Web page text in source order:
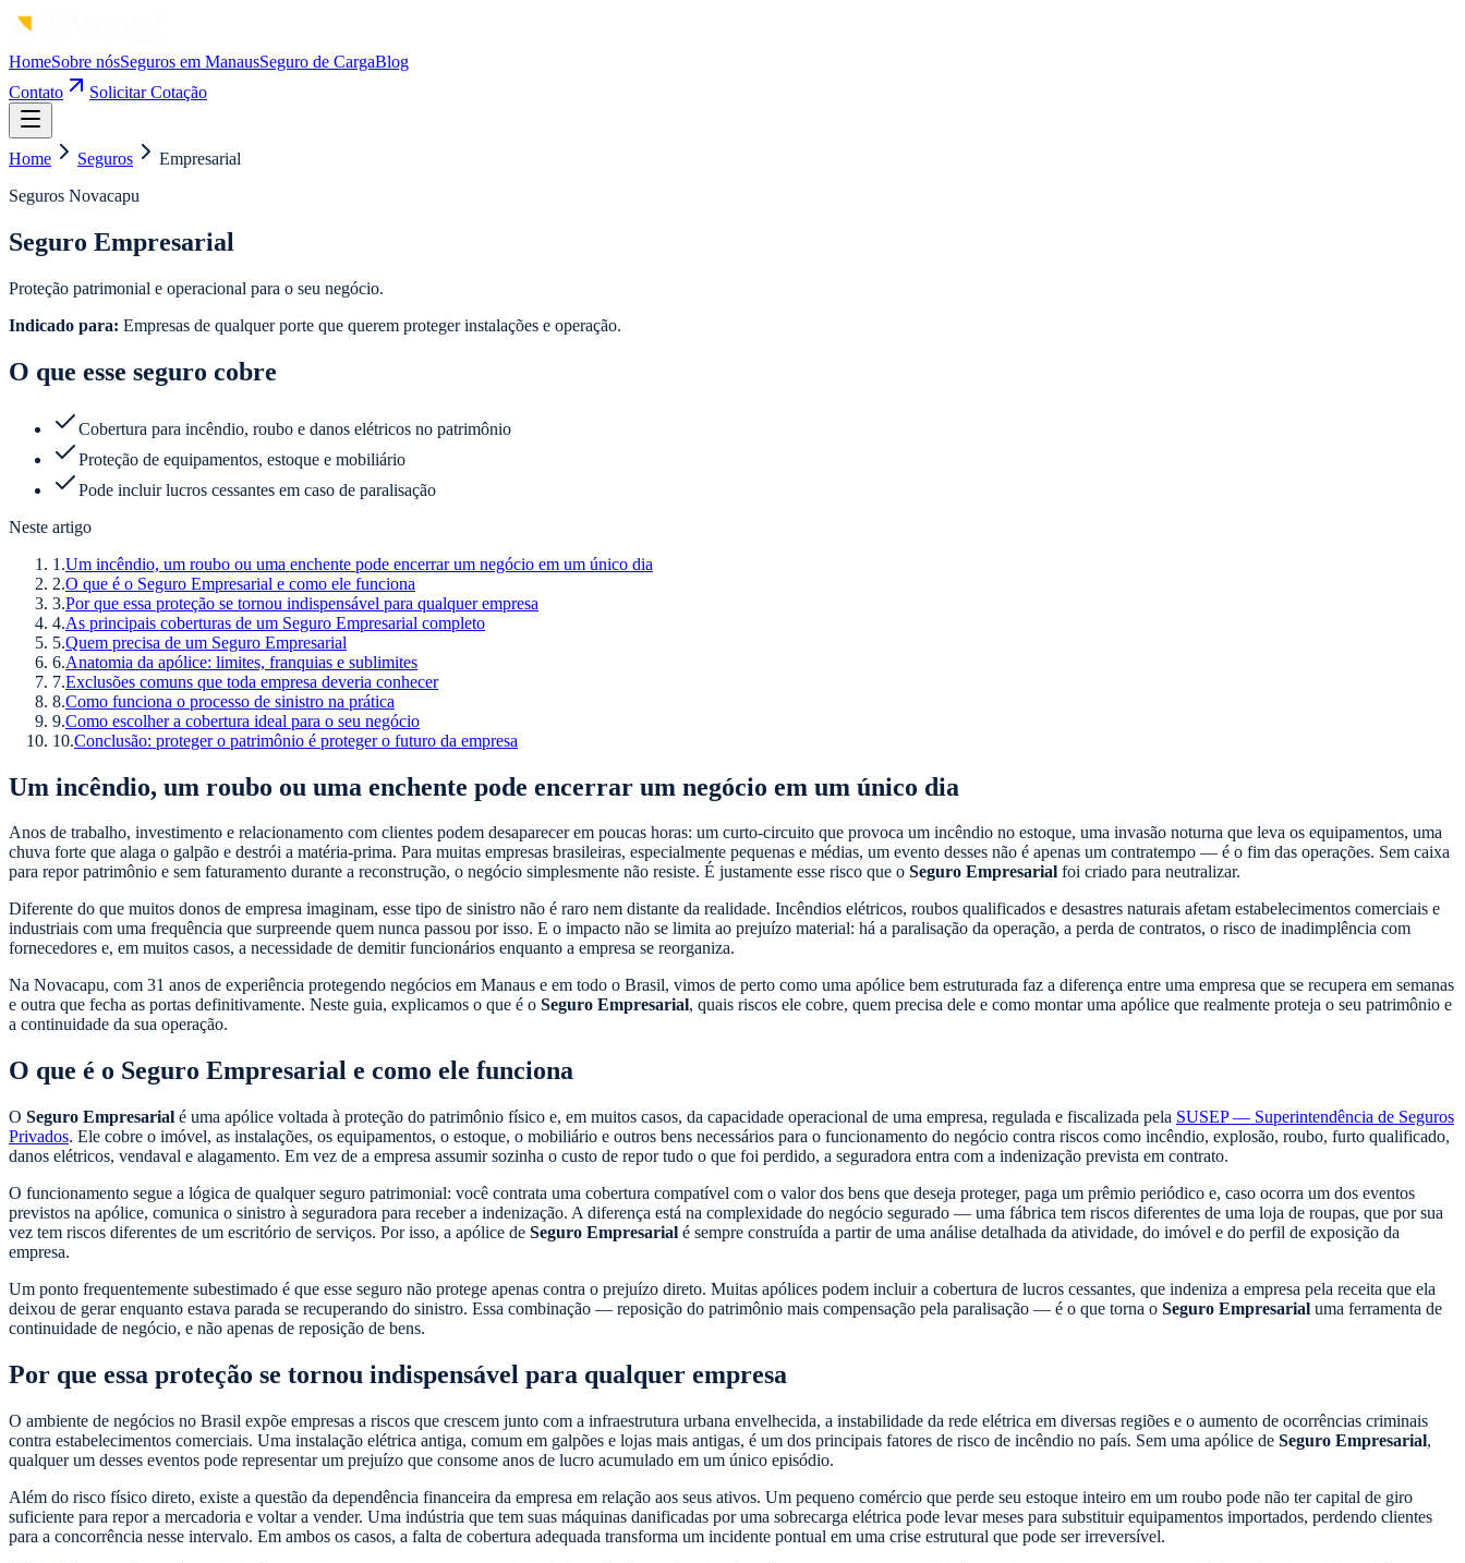
HomeSobre nósSeguros em ManausSeguro de CargaBlog
Contato
Solicitar Cotação
Home Seguros
Empresarial
Seguros Novacapu
Seguro Empresarial
Proteção patrimonial e operacional para o seu negócio.
Indicado para: Empresas de qualquer porte que querem proteger instalações e operação.
O que esse seguro cobre
Cobertura para incêndio, roubo e danos elétricos no patrimônio
Proteção de equipamentos, estoque e mobiliário
Pode incluir lucros cessantes em caso de paralisação
Neste artigo
1 .Um incêndio, um roubo ou uma enchente pode encerrar um negócio em um único dia
2.O que é o Seguro Empresarial e como ele funciona
3.Por que essa proteção se tornou indispensável para qualquer empresa
4.As principais coberturas de um Seguro Empresarial completo
5.Quem precisa de um Seguro Empresarial
6.Anatomia da apólice: limites, franquias e sublimites
7.Exclusões comuns que toda empresa deveria conhecer
8.Como funciona o processo de sinistro na prática
9.Como escolher a cobertura ideal para o seu negócio
10.Conclusão: proteger o patrimônio é proteger o futuro da empresa
Um incêndio, um roubo ou uma enchente pode encerrar um negócio em um único dia
Anos de trabalho, investimento e relacionamento com clientes podem desaparecer em poucas horas: um curto-circuito que provoca um incêndio no estoque, uma invasão noturna que leva os equipamentos, uma
chuva forte que alaga o galpão e destrói a matéria-prima. Para muitas empresas brasileiras, especialmente pequenas e médias, um evento desses não é apenas um contratempo — é o fim das operações. Sem caixa
para repor patrimônio e sem faturamento durante a reconstrução, o negócio simplesmente não resiste. É justamente esse risco que o Seguro Empresarial foi criado para neutralizar.
Diferente do que muitos donos de empresa imaginam, esse tipo de sinistro não é raro nem distante da realidade. Incêndios elétricos, roubos qualificados e desastres naturais afetam estabelecimentos comerciais e
industriais com uma frequência que surpreende quem nunca passou por isso. E o impacto não se limita ao prejuízo material: há a paralisação da operação, a perda de contratos, o risco de inadimplência com
fornecedores e, em muitos casos, a necessidade de demitir funcionários enquanto a empresa se reorganiza.
Na Novacapu, com 31 anos de experiência protegendo negócios em Manaus e em todo o Brasil, vimos de perto como uma apólice bem estruturada faz a diferença entre uma empresa que se recupera em semanas
e outra que fecha as portas definitivamente. Neste guia, explicamos o que é o Seguro Empresarial, quais riscos ele cobre, quem precisa dele e como montar uma apólice que realmente proteja o seu patrimônio e
a continuidade da sua operação.
O que é o Seguro Empresarial e como ele funciona
O Seguro Empresarial é uma apólice voltada à proteção do patrimônio físico e, em muitos casos, da capacidade operacional de uma empresa, regulada e fiscalizada pela SUSEP — Superintendência de Seguros
Privados. Ele cobre o imóvel, as instalações, os equipamentos, o estoque, o mobiliário e outros bens necessários para o funcionamento do negócio contra riscos como incêndio, explosão, roubo, furto qualificado,
danos elétricos, vendaval e alagamento. Em vez de a empresa assumir sozinha o custo de repor tudo o que foi perdido, a seguradora entra com a indenização prevista em contrato.
O funcionamento segue a lógica de qualquer seguro patrimonial: você contrata uma cobertura compatível com o valor dos bens que deseja proteger, paga um prêmio periódico e, caso ocorra um dos eventos
previstos na apólice, comunica o sinistro à seguradora para receber a indenização. A diferença está na complexidade do negócio segurado — uma fábrica tem riscos diferentes de uma loja de roupas, que por sua
vez tem riscos diferentes de um escritório de serviços. Por isso, a apólice de Seguro Empresarial é sempre construída a partir de uma análise detalhada da atividade, do imóvel e do perfil de exposição da
empresa.
Um ponto frequentemente subestimado é que esse seguro não protege apenas contra o prejuízo direto. Muitas apólices podem incluir a cobertura de lucros cessantes, que indeniza a empresa pela receita que ela
deixou de gerar enquanto estava parada se recuperando do sinistro. Essa combinação — reposição do patrimônio mais compensação pela paralisação — é o que torna o Seguro Empresarial uma ferramenta de
continuidade de negócio, e não apenas de reposição de bens.
Por que essa proteção se tornou indispensável para qualquer empresa
O ambiente de negócios no Brasil expõe empresas a riscos que crescem junto com a infraestrutura urbana envelhecida, a instabilidade da rede elétrica em diversas regiões e o aumento de ocorrências criminais
contra estabelecimentos comerciais. Uma instalação elétrica antiga, comum em galpões e lojas mais antigas, é um dos principais fatores de risco de incêndio no país. Sem uma apólice de Seguro Empresarial,
qualquer um desses eventos pode representar um prejuízo que consome anos de lucro acumulado em um único episódio.
Além do risco físico direto, existe a questão da dependência financeira da empresa em relação aos seus ativos. Um pequeno comércio que perde seu estoque inteiro em um roubo pode não ter capital de giro
suficiente para repor a mercadoria e voltar a vender. Uma indústria que tem suas máquinas danificadas por uma sobrecarga elétrica pode levar meses para substituir equipamentos importados, perdendo clientes
para a concorrência nesse intervalo. Em ambos os casos, a falta de cobertura adequada transforma um incidente pontual em uma crise estrutural que pode ser irreversível.